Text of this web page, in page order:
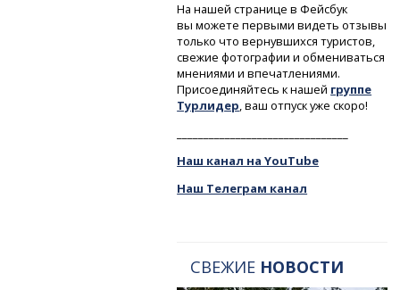
На нашей странице в Фейсбук
вы можете первыми видеть отзывы
только что вернувшихся туристов,
свежие фотографии и обмениваться
мнениями и впечатлениями.
Присоединяйтесь к нашей группе
Турлидер, ваш отпуск уже скоро!
Наш канал на YouTube
Наш Телеграм канал
СВЕЖИЕ НОВОСТИ